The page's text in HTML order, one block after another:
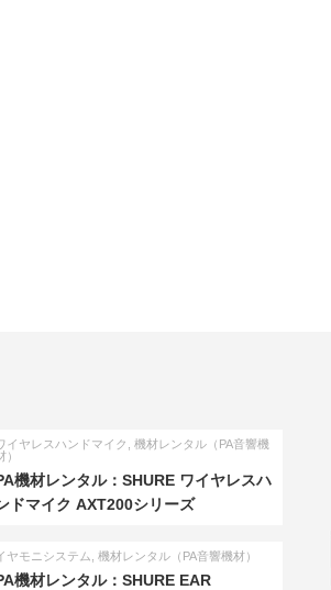
イヤレスハンドマイク
機材レンタル（PA音響機
）
機材レンタル：SHURE ワイヤレスハ
ドマイク AXT200シリーズ
ヤモニシステム 機材レンタル（PA音響機材）
機材レンタル：SHURE EAR